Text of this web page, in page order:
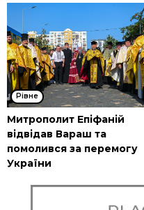
Рівне
Митрополит Епіфаній
відвідав Вараш та
помолився за перемогу
України